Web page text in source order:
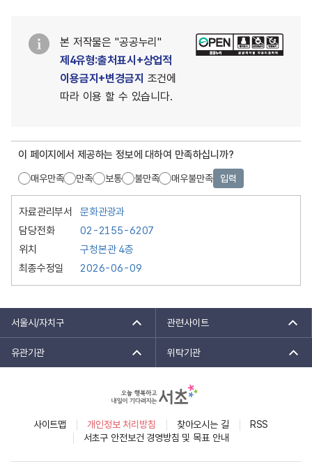
본 저작물은 "공공누리"
제4유형:출처표시+상업적
이용금지+변경금지 조건에
따라 이용 할 수 있습니다.
이 페이지에서 제공하는 정보에 대하여 만족하십니까?
매우만족 만족 보통 불만족 매우불만족 입력
자료관리부서
문화관광과
담당전화
02-2155-6207
위치
구청본관 4층
최종수정일
2026-06-09
서울시/자치구 관련사이트
유관기관 위탁기관
사이트맵 개인정보 처리방침 찾아오시는 길
RSS
서초구 안전보건 경영방침 및 목표 안내